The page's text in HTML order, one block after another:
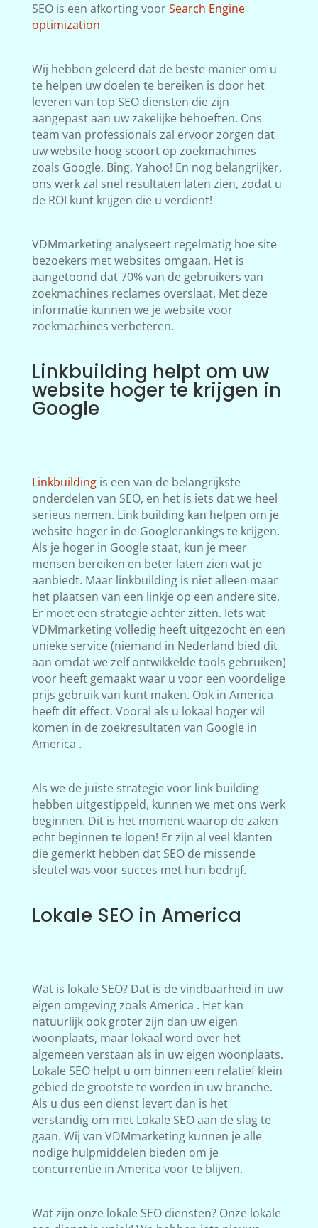
SEO is een afkorting voorSearch Engine
optimization
Wij hebben geleerd dat de beste manier om u
te helpen uw doelen te bereiken is door het
leveren van top SEO diensten die zijn
aangepast aan uw zakelijke behoeften. Ons
team van professionals zal ervoor zorgen dat
uw website hoog scoort op zoekmachines
zoals Google, Bing, Yahoo! En nog belangrijker,
ons werk zal snel resultaten laten zien, zodat u
de ROI kunt krijgen die u verdient!
VDMmarketing analyseert regelmatig hoe site
bezoekers met websites omgaan. Het is
aangetoond dat 70% van de gebruikers van
zoekmachines reclames overslaat. Met deze
informatie kunnen we je website voor
zoekmachines verbeteren.
Linkbuilding helpt om uw
website hoger te krijgen in
Google
Linkbuildingis een van de belangrijkste
onderdelen van SEO, en het is iets dat we heel
serieus nemen. Link building kan helpen om je
website hoger in de Googlerankings te krijgen.
Als je hoger in Google staat, kun je meer
mensen bereiken en beter laten zien wat je
aanbiedt. Maar linkbuilding is niet alleen maar
het plaatsen van een linkje op een andere site.
Er moet een strategie achter zitten. Iets wat
VDMmarketing volledig heeft uitgezocht en een
unieke service (niemand in Nederland bied dit
aan omdat we zelf ontwikkelde tools gebruiken)
voor heeft gemaakt waar u voor een voordelige
prijs gebruik van kunt maken. Ook in America
heeft dit effect. Vooral als u lokaal hoger wil
komen in de zoekresultaten van Google in
America .
Als we de juiste strategie voor link building
hebben uitgestippeld, kunnen we met ons werk
beginnen. Dit is het moment waarop de zaken
echt beginnen te lopen! Er zijn al veel klanten
die gemerkt hebben dat SEO de missende
sleutel was voor succes met hun bedrijf.
Lokale SEO in America
Wat is lokale SEO? Dat is de vindbaarheid in uw
eigen omgeving zoals America . Het kan
natuurlijk ook groter zijn dan uw eigen
woonplaats, maar lokaal word over het
algemeen verstaan als in uw eigen woonplaats.
Lokale SEO helpt u om binnen een relatief klein
gebied de grootste te worden in uw branche.
Als u dus een dienst levert dan is het
verstandig om met Lokale SEO aan de slag te
gaan. Wij van VDMmarketing kunnen je alle
nodige hulpmiddelen bieden om je
concurrentie in America voor te blijven.
Wat zijn onze lokale SEO diensten? Onze lokale